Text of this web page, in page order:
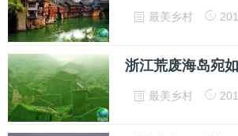
最美乡村
最美乡村